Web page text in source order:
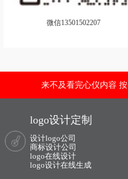
微信13501502207
来不及看完心仪内容 按
logo设计定制
设计logo公司
商标设计公司
logo在线设计
logo设计在线生成